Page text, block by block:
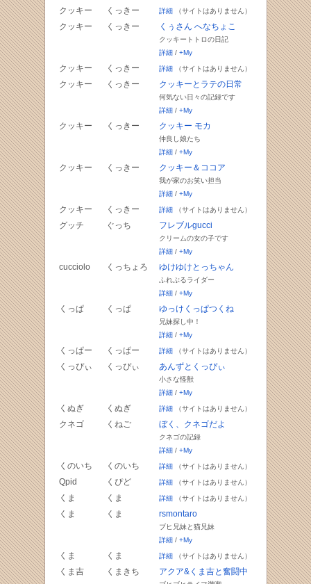
クッキー くっきー 詳細（サイトはありません）
クッキー くっきー くぅさん へなちょこ
クッキートトロの日記
詳細/ +My
クッキー くっきー 詳細（サイトはありません）
クッキー くっきー クッキーとラテの日常
何気ない日々の記録です
詳細/ +My
クッキー くっきー クッキー モカ
仲良し娘たち
詳細/ +My
クッキー くっきー クッキー＆ココア
我が家のお笑い担当
詳細/ +My
クッキー くっきー 詳細（サイトはありません）
グッチ ぐっち フレブルgucci
クリームの女の子です
詳細/ +My
cucciolo くっちょろ ゆけゆけとっちゃん
ふれぶるライダー
詳細/ +My
くっぱ くっぱ ゆっけくっぱつくね
兄妹探し中！
詳細/ +My
くっぱー くっぱー 詳細（サイトはありません）
くっぴぃ くっぴぃ あんずとくっぴぃ
小さな怪獣
詳細/ +My
くぬぎ くぬぎ 詳細（サイトはありません）
クネゴ くねご ぼく、クネゴだよ
クネゴの記録
詳細/ +My
くのいち くのいち 詳細（サイトはありません）
Qpid くぴど 詳細（サイトはありません）
くま くま 詳細（サイトはありません）
くま くま rsmontaro
ブヒ兄妹と猫兄妹
詳細/ +My
くま くま 詳細（サイトはありません）
くま吉 くまきち アクア&くま吉と奮闘中